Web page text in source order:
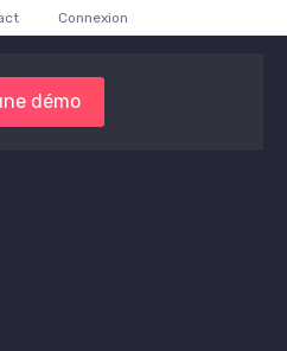
Connexion
démo